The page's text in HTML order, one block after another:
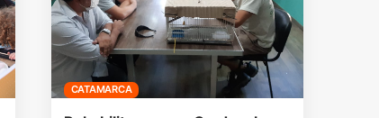
CATAMARCA